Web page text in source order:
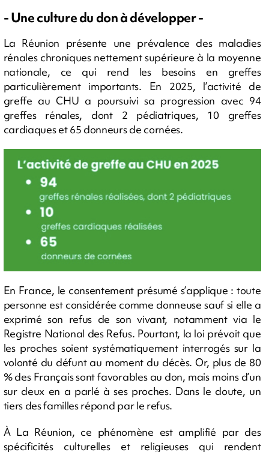
- Une culture du don à développer -
La Réunion présente une prévalence des maladies
rénales chroniques nettement supérieure à la moyenne
nationale, ce qui rend les besoins en greffes
particulièrement importants. En 2025, l’activité de
greffe au CHU a poursuivi sa progression avec 94
greffes rénales, dont 2 pédiatriques, 10 greffes
cardiaques et 65 donneurs de cornées.
En France, le consentement présumé s’applique : toute
personne est considérée comme donneuse sauf si elle a
exprimé son refus de son vivant, notamment via le
Registre National des Refus. Pourtant, la loi prévoit que
les proches soient systématiquement interrogés sur la
volonté du défunt au moment du décès. Or, plus de 80
% des Français sont favorables au don, mais moins d’un
sur deux en a parlé à ses proches. Dans le doute, un
tiers des familles répond par le refus.
À La Réunion, ce phénomène est amplifié par des
spécificités culturelles et religieuses qui rendent